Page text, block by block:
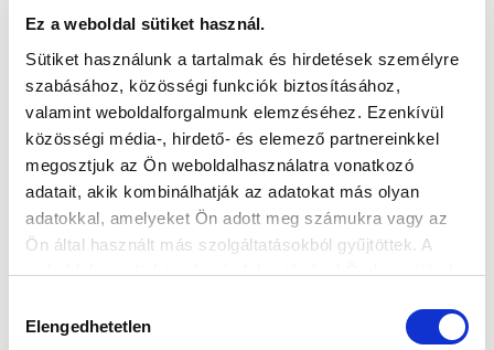
Ez a weboldal sütiket használ.
Sütiket használunk a tartalmak és hirdetések személyre
szabásához, közösségi funkciók biztosításához,
valamint weboldalforgalmunk elemzéséhez. Ezenkívül
közösségi média-, hirdető- és elemező partnereinkkel
megosztjuk az Ön weboldalhasználatra vonatkozó
adatait, akik kombinálhatják az adatokat más olyan
adatokkal, amelyeket Ön adott meg számukra vagy az
Ön által használt más szolgáltatásokból gyűjtöttek. A
weboldalon való böngészés folytatásával Ön hozzájárul a
kiválasztása
Elengedhetetlen